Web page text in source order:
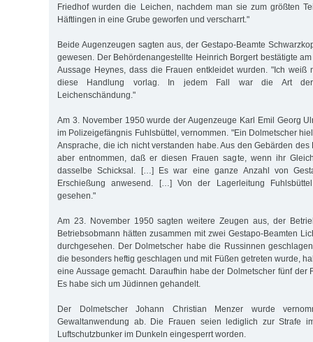
Friedhof wurden die Leichen, nachdem man sie zum größten
Häftlingen in eine Grube geworfen und verscharrt."
Beide Augenzeugen sagten aus, der Gestapo-Beamte
gewesen. Der Behördenangestellte Heinrich Borgert bestätigte
Aussage Heynes, dass die Frauen entkleidet wurden. "Ich weiß
diese Handlung vorlag. In jedem Fall war die Art der
Leichenschändung."
Am 3. November 1950 wurde der Augenzeuge Karl Emil Georg
im Polizeigefängnis Fuhlsbüttel, vernommen. "Ein Dolmetscher
Ansprache, die ich nicht verstanden habe. Aus den Gebärden des
aber entnommen, daß er diesen Frauen sagte, wenn ihr
dasselbe Schicksal. […] Es war eine ganze Anzahl von
Erschießung anwesend. […] Von der Lagerleitung
gesehen."
Am 23. November 1950 sagten weitere Zeugen aus, der
Betriebsobmann hätten zusammen mit zwei Gestapo-Beamten
durchgesehen. Der Dolmetscher habe die Russinnen
die besonders heftig geschlagen und mit Füßen getreten wurde,
eine Aussage gemacht. Daraufhin habe der Dolmetscher fünf der
Es habe sich um Jüdinnen gehandelt.
Der Dolmetscher Johann Christian Menzer wurde
Gewaltanwendung ab. Die Frauen seien lediglich zur Strafe
Luftschutzbunker im Dunkeln eingesperrt worden.